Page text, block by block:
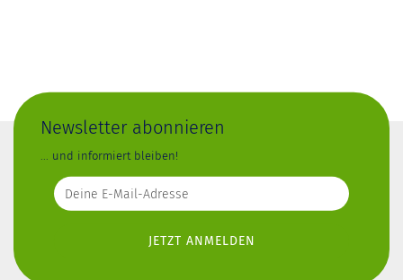
Newsletter abonnieren
... und informiert bleiben!